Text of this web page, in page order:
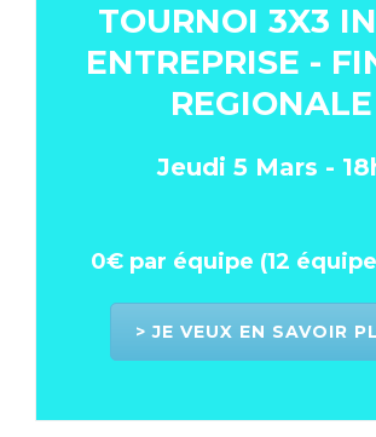
TOURNOI 3X3
ENTREPRISE -
REGIONALE
Jeudi 5 Mars -
0€ par équipe (12
> JE VEUX EN SAVOIR